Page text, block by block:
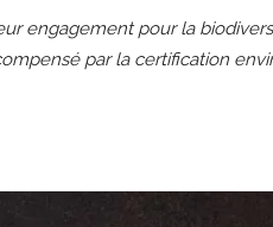
engagement pour la
par la certification